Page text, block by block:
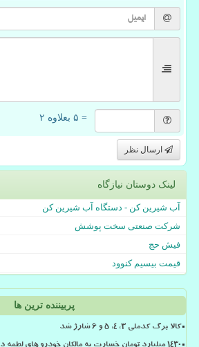
= ۵ بعلاوه ۲
ارسال نظر
لینک دوستان نیازگاه
آب شیرین کن - دستگاه آب شیرین کن
شرکت صنعتی سخت پوشش
فیش حج
قیمت بیسیم کنوود
پربیننده ترین ها
کالا برگ کدملی 3، 4، 5 و 6 شارژ شد